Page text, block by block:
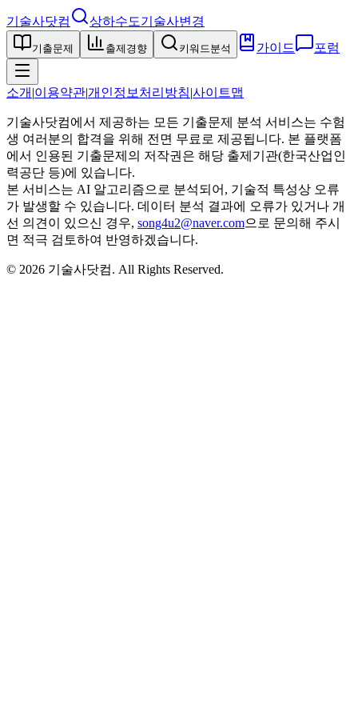
기술사닷컴 상하수도기술사변경
기출문제 출제경향 키워드분석 가이드 포럼
소개 |이용약관|개인정보처리방침|사이트맵
기술사닷컴에서 제공하는 모든 기출문제 분석 서비스는 수험
생 여러분의 합격을 위해 전면 무료로 제공됩니다. 본 플랫폼
에서 인용된 기출문제의 저작권은 해당 출제기관(한국산업인
력공단 등)에 있습니다.
본 서비스는 AI 알고리즘으로 분석되어, 기술적 특성상 오류
가 발생할 수 있습니다. 데이터 분석 결과에 오류가 있거나 개
선 의견이 있으신 경우, song4u2@naver.com으로 문의해 주시
면 적극 검토하여 반영하겠습니다.
© 2026 기술사닷컴. All Rights Reserved.